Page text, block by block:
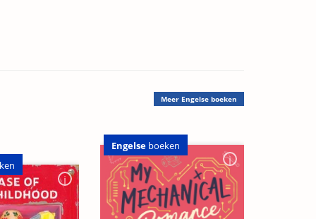
Meer Engelse boeken
Engelse boeken